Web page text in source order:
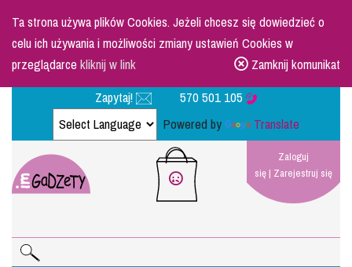
Ta strona używa plików Cookies. Jeżeli chcesz się dowiedzieć o
celu ich używania i możliwości zmiany ustawień Cookies w
przeglądarcekliknij w link
Zamknij komunikat
Zapytaj!
570 501 105
Powered by
Translate
Zaloguj
się| Zarejestruj się